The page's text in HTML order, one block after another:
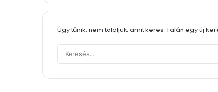
Úgy tűnik, nem találjuk, amit keres. Talán egy új